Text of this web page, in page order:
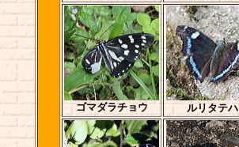
ゴマダラチョウ ルリタテハ